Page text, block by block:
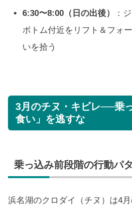
6:30〜8:00（日の出後）
：
ボトム付近をリフト＆フォ
いを拾う
3月のチヌ・キビレ──乗
食い」を逃すな
乗っ込み前段階の行動パ
浜名湖のクロダイ（チヌ）は4